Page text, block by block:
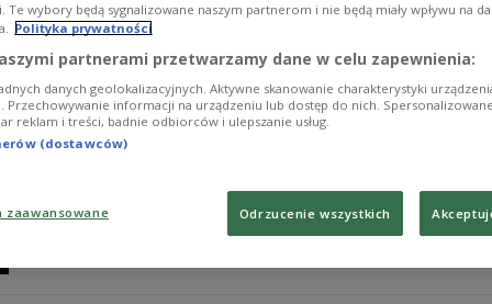
"Spotkanie wielkich gwiazd
"Arie"
- Te nagrania sprzed lat prezentują przekrój
dwupłytowym wydawnictwie Agencji Muzycznej
dyrygent Polskiej Orkiestry Radiowej. Na albumie
Czajkowskiego, Rachmaninowa, Verdiego i innych,
Beczały.
Te wybory będą sygnalizowane naszym partnerom i nie będą miały wpływu na
Polityka prywatności
partnerami przetwarzamy dane w celu zapewnienia:
danych geolokalizacyjnych. Aktywne skanowanie charakterystyki
Przechowywanie informacji na urządzeniu lub dostęp do nich.
reklam i treści, badnie odbiorców i ulepszanie usług.
(dostawców)
zaawansowane Odrzucenie wszystkich